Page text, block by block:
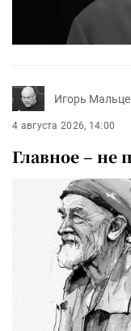
Игорь
4 августа 2026, 14:00
Главное – не